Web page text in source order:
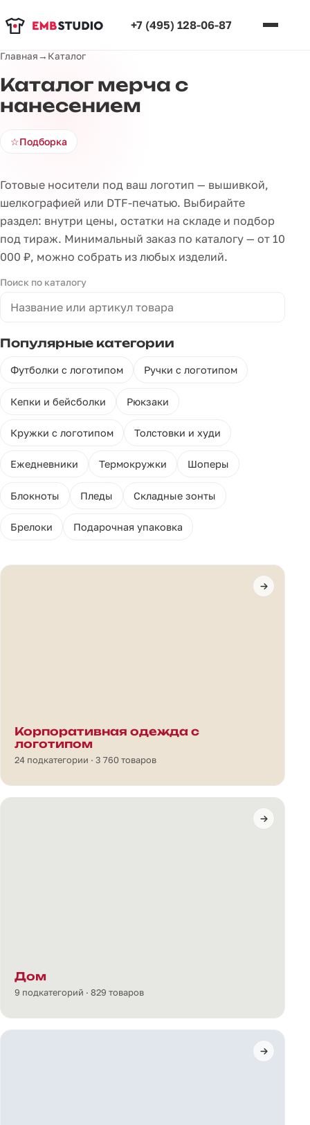
+7 (495) 128-06-87
Главная→ Каталог
Каталог мерча с
нанесением
☆Подборка
Готовые носители под ваш логотип — вышивкой,
шелкографией или DTF-печатью. Выбирайте
раздел: внутри цены, остатки на складе и подбор
под тираж. Минимальный заказ по каталогу — от 10
000 ₽, можно собрать из любых изделий.
Поиск по каталогу
Популярные категории
Футболки с логотипом Ручки с логотипом
Кепки и бейсболки Рюкзаки
Кружки с логотипом Толстовки и худи
Ежедневники Термокружки Шоперы
Блокноты Пледы Складные зонты
Брелоки Подарочная упаковка
Корпоративная одежда с
логотипом
24 подкатегории · 3 760 товаров
Дом
9 подкатегорий · 829 товаров